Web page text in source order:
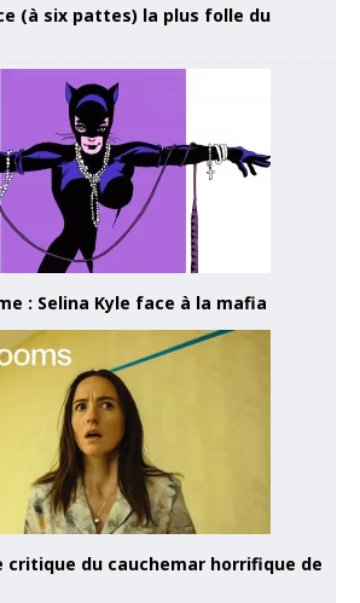
(à six pattes) la plus folle du
: Selina Kyle face à la mafia
critique du cauchemar horrifique de